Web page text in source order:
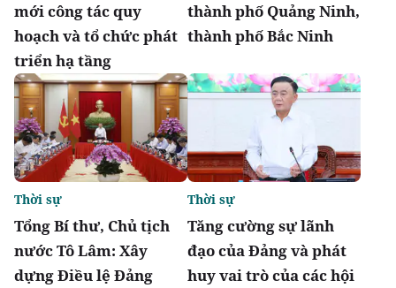
mới công tác quy
hoạch và tổ chức phát
triển hạ tầng
thành phố Quảng Ninh,
thành phố Bắc Ninh
Tổng Bí thư, Chủ tịch
nước Tô Lâm: Xây
dựng Điều lệ Đảng
Thời sự
Tăng cường sự lãnh
đạo của Đảng và phát
huy vai trò của các hội
Thời sự